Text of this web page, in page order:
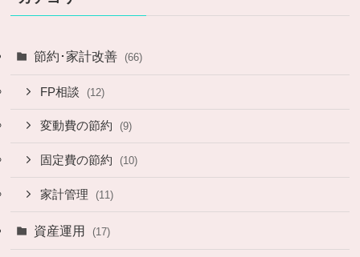
節約･家計改善 (66)
FP相談 (12)
変動費の節約 (9)
固定費の節約 (10)
家計管理 (11)
資産運用 (17)